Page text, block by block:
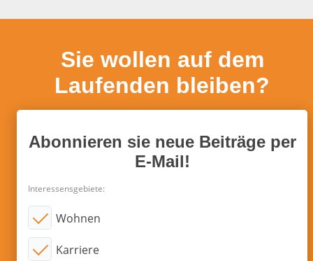
Sie wollen auf dem
Laufenden bleiben?
Abonnieren sie neue Beiträge per
E-Mail!
Interessensgebiete:
Wohnen
Karriere